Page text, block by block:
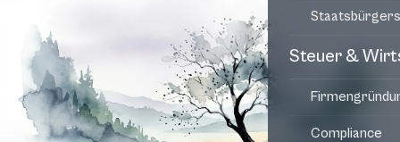
Steuer &
Compliance